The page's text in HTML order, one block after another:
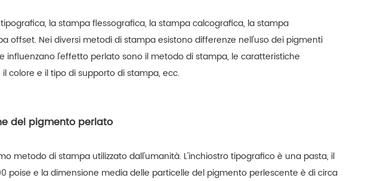
la stampa flessografica, la stampa calcografica, la stampa
offset. Nei diversi metodi di stampa esistono differenze nell'uso dei pigmenti
influenzano l'effetto perlato sono il metodo di stampa, le caratteristiche
colore e il tipo di supporto di stampa, ecc.
del pigmento perlato
metodo di stampa utilizzato dall'umanità. L'inchiostro tipografico è una pasta, il
poise e la dimensione media delle particelle del pigmento perlescente è di circa
Pigmento multicolore iSuoChem rifrattivo che cambia colore in metallo
multicromatici
un tipo speciale
luce.
Polvere glitter sfusa Hexagon Sparkling argento
iSuoChem® YS1001 Polvere glitter
argento scintillante è conforme a
libero, resistente ai solventi,
a scelta.